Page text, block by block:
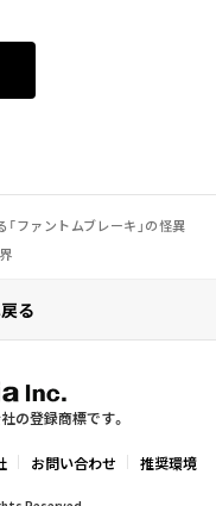
ファントムブレーキ」の怪異
る
の登録商標です。
お問い合わせ 推奨環境